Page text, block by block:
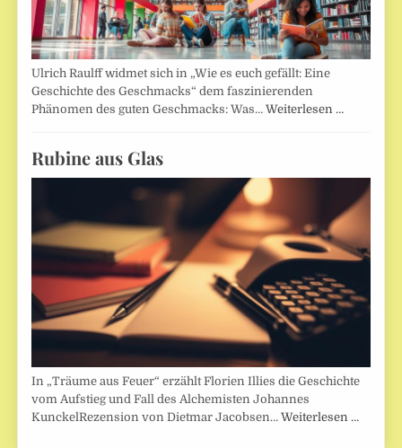
Ulrich Raulff widmet sich in „Wie es euch gefällt: Eine
Geschichte des Geschmacks“ dem faszinierenden
Phänomen des guten Geschmacks: Was…Weiterlesen …
Rubine aus Glas
In „Träume aus Feuer“ erzählt Florien Illies die Geschichte
vom Aufstieg und Fall des Alchemisten Johannes
KunckelRezension von Dietmar Jacobsen…Weiterlesen …